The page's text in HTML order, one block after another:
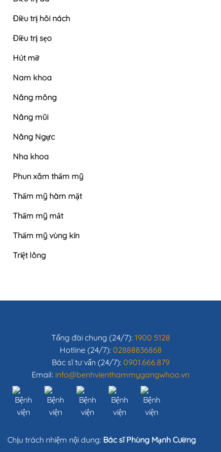
Điều trị hôi nách
Điều trị sẹo
Hút mỡ
Nam khoa
Nâng mông
Nâng mũi
Nâng Ngực
Nha khoa
Phun xăm thẩm mỹ
Thẩm mỹ hàm mặt
Thẩm mỹ mắt
Thẩm mỹ vùng kín
Triệt lông
Tổng đài chung (24/7): 1900 5128
Hotline (24/7): 02888836868
Bác sĩ tư vấn (24/7): 0901.666.879
Email: info@benhvienthammygangwhoo.vn
Chịu trách nhiệm nội dung: Bác sĩ Phùng Mạnh Cường